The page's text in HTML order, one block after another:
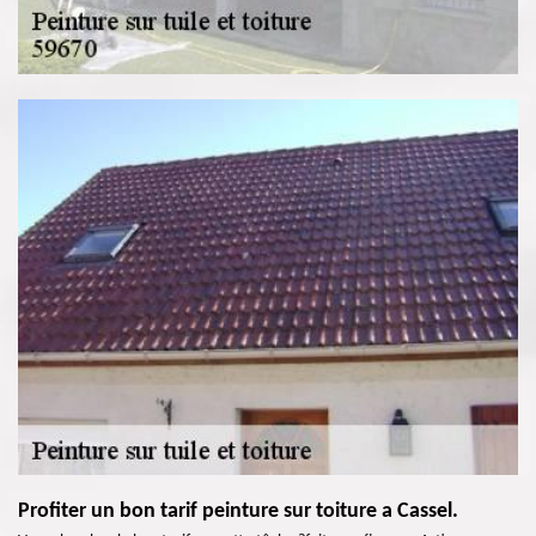
Profiter un bon tarif peinture sur toiture a Cassel.